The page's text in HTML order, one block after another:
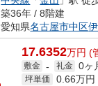
築36年 / 8階建
愛知県名古屋市中区
17.6352万円 (
敷金 - 礼金 0ヶ
坪単価 0.66万円